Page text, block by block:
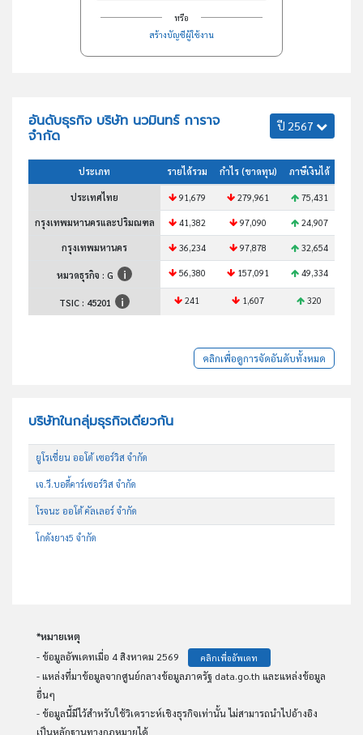
หรือ
สร้างบัญชีผู้ใช้งาน
อันดับธุรกิจ บริษัท นวมินทร์ การาจ
จำกัด
ปี 2567
ประเภท รายได้รวม กำไร (ขาดทุน) ภาษีเงินได้
ประเทศไทย 91,679 279,961 75,431
กรุงเทพมหานครและปริมณฑล 41,382 97,090 24,907
กรุงเทพมหานคร 36,234 97,878 32,654
หมวดธุรกิจ : G 56,380 157,091 49,334
TSIC : 45201 241 1,607 320
คลิกเพื่อดูการจัดอันดับทั้งหมด
บริษัทในกลุ่มธุรกิจเดียวกัน
ยูโรเชี่ยน ออโต้ เซอร์วิส จำกัด
เจ.วี.บอดี้คาร์เซอร์วิส จำกัด
โรจนะ ออโต้ คัลเลอร์ จำกัด
โกดังยาง5 จำกัด
*หมายเหตุ
- ข้อมูลอัพเดทเมื่อ 4 สิงหาคม 2569
คลิกเพื่ออัพเดท
- แหล่งที่มาข้อมูลจากศูนย์กลางข้อมูลภาครัฐ data.go.th และแหล่งข้อมูล
อื่นๆ
- ข้อมูลนี้มีไว้สำหรับใช้วิเคราะห์เชิงธุรกิจเท่านั้น ไม่สามารถนำไปอ้างอิง
เป็นหลักฐานทางกฏหมายได้